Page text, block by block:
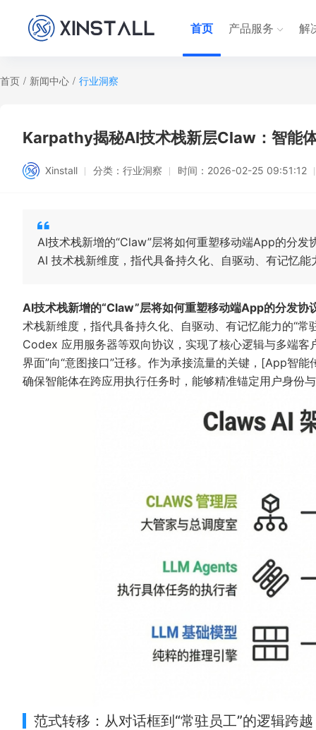
首页 产品服务 解
首页 / 新闻中心 / 行业洞察
Karpathy揭秘AI技术栈新层Claw：智能
Xinstall 分类： 行业洞察 时间： 2026-02-25 09:51:12
AI技术栈新增的“Claw”层将如何重塑移动端App的分
AI 技术栈新维度，指代具备持久化、自驱动、有记忆能
AI技术栈新增的“Claw”层将如何重塑移动端App的分发协
术栈新维度，指代具备持久化、自驱动、有记忆能力的“
Codex 应用服务器等双向协议，实现了核心逻辑与多端
界面”向“意图接口”迁移。作为承接流量的关键，[App智
确保智能体在跨应用执行任务时，能够精准锚定用户身份
范式转移：从对话框到“常驻员工”的逻辑跨越